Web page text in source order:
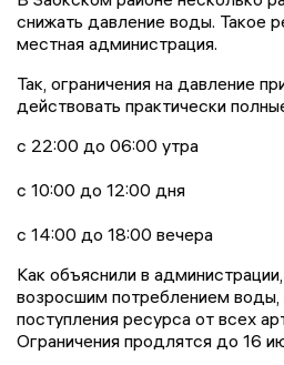
снижать давление воды. Такое
местная администрация.
Так, ограничения на давление
действовать практически
с 22:00 до 06:00 утра
с 10:00 до 12:00 дня
с 14:00 до 18:00 вечера
Как объяснили в
возросшим потреблением
поступления ресурса от всех
Ограничения продлятся до 16